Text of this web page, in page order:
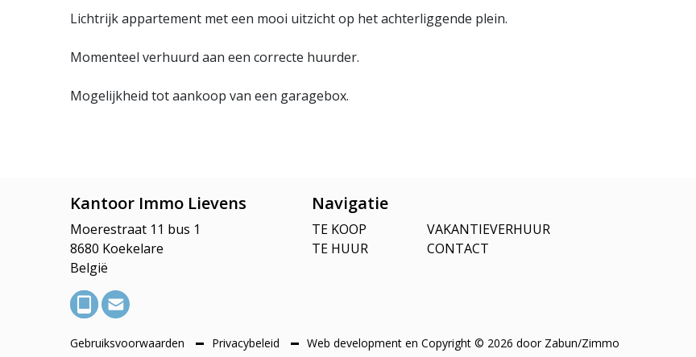
Lichtrijk appartement met een mooi uitzicht op het achterliggende plein.
Momenteel verhuurd aan een correcte huurder.
Mogelijkheid tot aankoop van een garagebox.
Kantoor Immo Lievens
Moerestraat 11 bus 1
8680 Koekelare
België
Navigatie
TE KOOP
TE HUUR
VAKANTIEVERHUUR
CONTACT
Gebruiksvoorwaarden Privacybeleid Web development en Copyright © 2026 door Zabun/Zimmo